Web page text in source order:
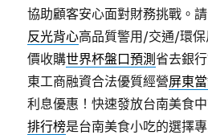
協助顧客安心面對財務挑戰。
反光背心高品質警用/交通/環
價收購世界杯盤口預測省去銀
東工商融資合法優質經營屏東
利息優惠！快速發放台南美食
排行榜是台南美食小吃的選擇